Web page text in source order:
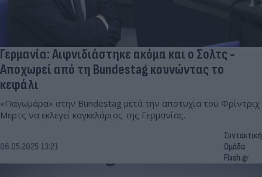
Γερμανία: Αιφνιδιάστηκε ακόμα και ο Σολτς -
Αποχωρεί από τη Bundestag κουνώντας το
κεφάλι
«Παγωμάρα» στην Bundestag μετά την αποτυχία του Φρίντριχ
Μερτς να εκλεγεί καγκελάριος της Γερμανίας.
06.05.2025 13:21
Συντακτική
Ομάδα
Flash.gr